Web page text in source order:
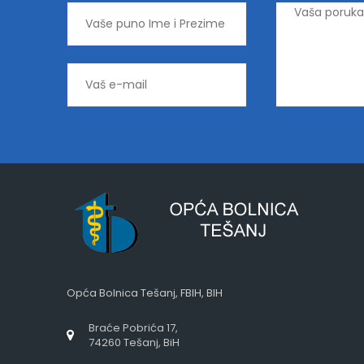
Opća Bolnica Tešanj, FBIH, BIH
Braće Pobrića 17,
74260 Tešanj, BiH